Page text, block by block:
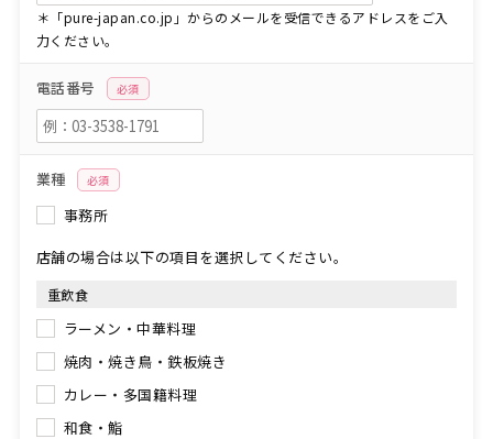
＊「pure-japan.co.jp」からのメールを受信できるアドレスをご入
力ください。
電話番号 必須
業種 必須
事務所
店舗の場合は以下の項目を選択してください。
重飲食
ラーメン・中華料理
焼肉・焼き鳥・鉄板焼き
カレー・多国籍料理
和食・鮨